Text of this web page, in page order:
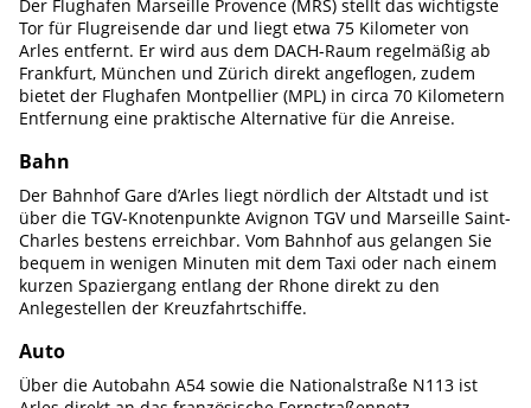
Der Flughafen Marseille Provence (MRS) stellt das wichtigste
Tor für Flugreisende dar und liegt etwa 75 Kilometer von
Arles entfernt. Er wird aus dem DACH-Raum regelmäßig ab
Frankfurt, München und Zürich direkt angeflogen, zudem
bietet der Flughafen Montpellier (MPL) in circa 70 Kilometern
Entfernung eine praktische Alternative für die Anreise.
Bahn
Der Bahnhof Gare d’Arles liegt nördlich der Altstadt und ist
über die TGV-Knotenpunkte Avignon TGV und Marseille Saint-
Charles bestens erreichbar. Vom Bahnhof aus gelangen Sie
bequem in wenigen Minuten mit dem Taxi oder nach einem
kurzen Spaziergang entlang der Rhone direkt zu den
Anlegestellen der Kreuzfahrtschiffe.
Auto
Über die Autobahn A54 sowie die Nationalstraße N113 ist